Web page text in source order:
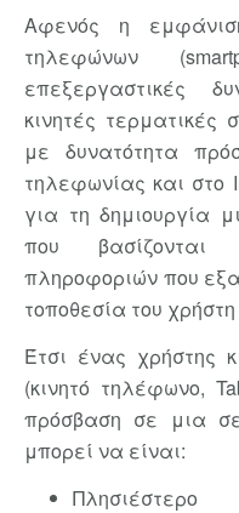
Αφενός η
τηλεφώνων
επεξεργαστικές
κινητές τερματικές
με δυνατότητα
τηλεφωνίας και στο
για τη δημιουργία
που
πληροφοριών που
τοποθεσία του
Έτσι ένας χρήστης
(κινητό τηλέφωνο,
πρόσβαση σε μια
μπορεί να είναι: